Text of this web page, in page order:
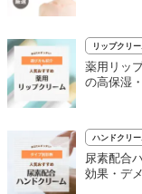
リップクリー
薬用リッ
の高保湿
ハンドクリ
尿素配合
効果・デ